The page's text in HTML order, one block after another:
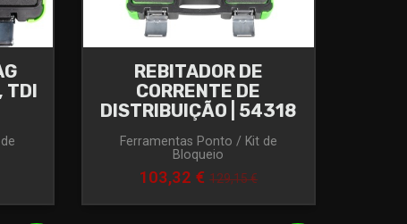
TDI
REBITADOR DE
CORRENTE DE
DISTRIBUIÇÃO | 54318
Ferramentas Ponto / Kit de
Bloqueio
103,32 €129,15 €